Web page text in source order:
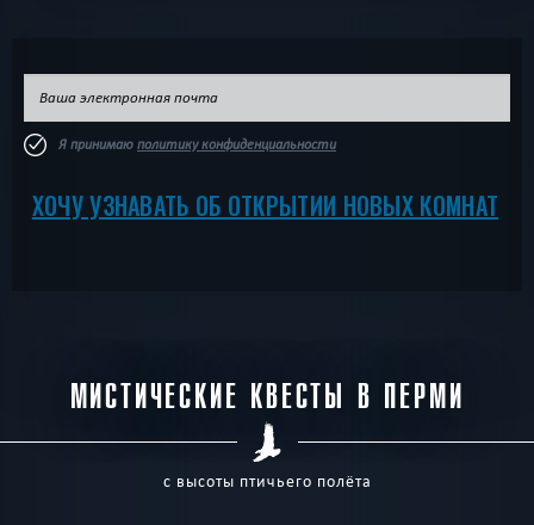
Я принимаю политику конфиденциальности
ХОЧУ УЗНАВАТЬ ОБ ОТКРЫТИИ НОВЫХ КОМНАТ
МИСТИЧЕСКИЕ КВЕСТЫ В ПЕРМИ
с высоты птичьего полёта